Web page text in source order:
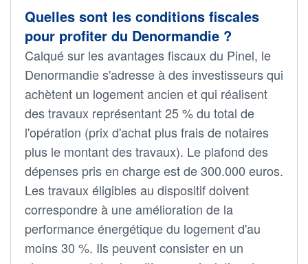
Quelles sont les conditions fiscales
pour profiter du Denormandie ?
Calqué sur les avantages fiscaux du Pinel, le
Denormandie s'adresse à des investisseurs qui
achètent un logement ancien et qui réalisent
des travaux représentant 25 % du total de
l'opération (prix d'achat plus frais de notaires
plus le montant des travaux). Le plafond des
dépenses pris en charge est de 300.000 euros.
Les travaux éligibles au dispositif doivent
correspondre à une amélioration de la
performance énergétique du logement d'au
moins 30 %. Ils peuvent consister en un